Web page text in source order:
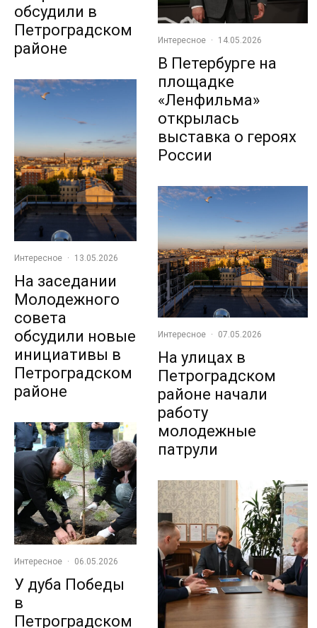
обсудили в
Петроградском
районе
Интересное · 13.05.2026
На заседании
Молодежного
совета
обсудили новые
инициативы в
Петроградском
районе
Интересное · 06.05.2026
У дуба Победы
в
Петроградском
Интересное · 14.05.2026
В Петербурге на
площадке
«Ленфильма»
открылась
выставка о героях
России
Интересное · 07.05.2026
На улицах в
Петроградском
районе начали
работу
молодежные
патрули